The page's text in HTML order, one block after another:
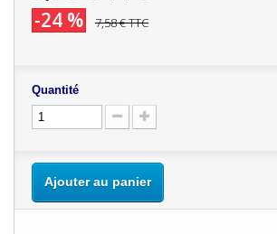
-24 % 7,58 €TTC
Quantité
Ajouter au panier